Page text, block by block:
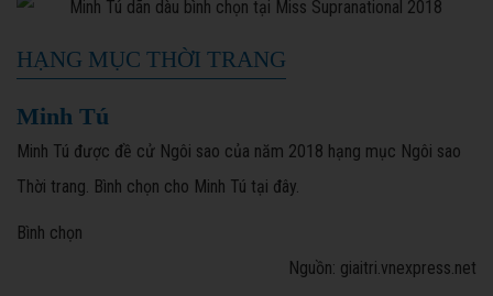
HẠNG MỤC THỜI TRANG
Minh Tú
Minh Tú được đề cử Ngôi sao của năm 2018 hạng mục Ngôi sao
Thời trang. Bình chọn cho Minh Tú tại đây.
Bình chọn
Nguồn: giaitri.vnexpress.net